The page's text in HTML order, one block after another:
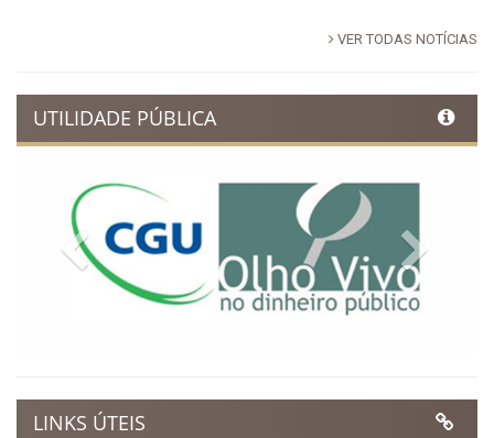
VER TODAS NOTÍCIAS
UTILIDADE PÚBLICA
Previous
LINKS ÚTEIS